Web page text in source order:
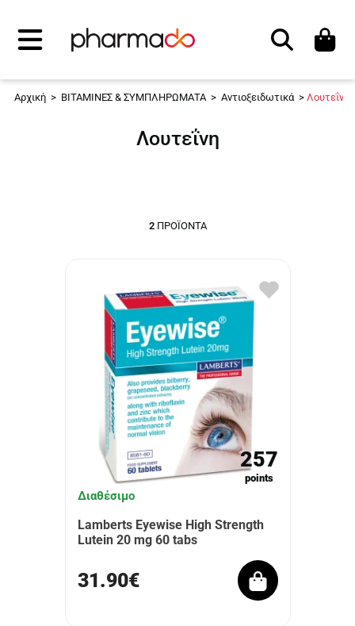
Αναζήτηση
Αρχική > ΒΙΤΑΜΙΝΕΣ & ΣΥΜΠΛΗΡΩΜΑΤΑ > Αντιοξειδωτικά > Λουτεΐνη
Λουτεΐνη
2ΠΡΟΪΌΝΤΑ
257
points
Διαθέσιμο
Lamberts Eyewise High Strength
Lutein 20 mg 60 tabs
31.90€